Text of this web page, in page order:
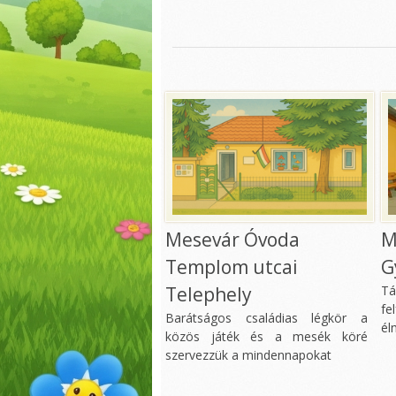
Szotyiszemezők
természetben
Vízimadarak
Dínók nyomában
Láthatatlan
rovarvilág
Vándornövények
Városiasodó állatok
Vízi világ
Baglyok
Állatóvoda (új)
Mesevár Óvoda
Templom utcai
Telephely
Barátságos családias légkör a
közös játék és a mesék köré
szervezzük a mindennapokat